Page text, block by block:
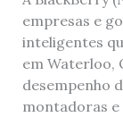
empresas e
inteligentes
em Waterloo,
desempenho
montadoras e